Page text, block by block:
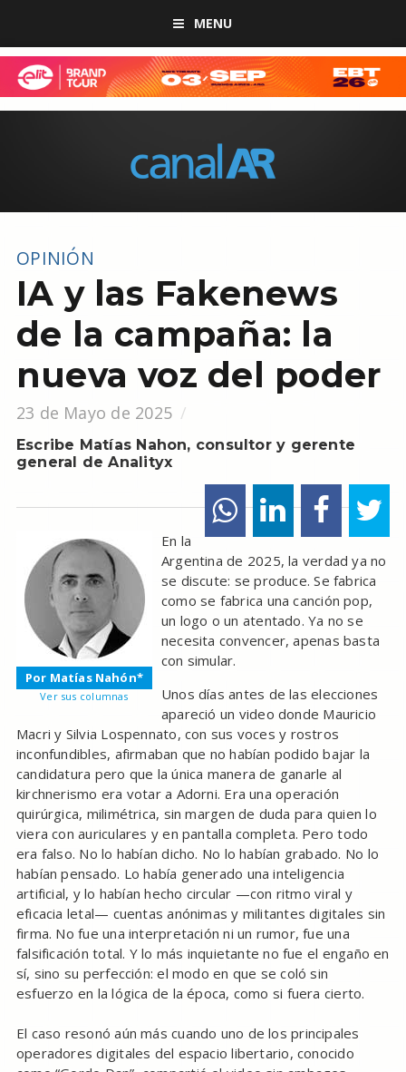
MENU
OPINIÓN
IA y las Fakenews
de la campaña: la
nueva voz del poder
23 de Mayo de 2025
Escribe Matías Nahon, consultor y gerente
general de Analityx
Por Matías Nahón*
Ver sus columnas
En la
Argentina de 2025, la verdad ya no
se discute: se produce. Se fabrica
como se fabrica una canción pop,
un logo o un atentado. Ya no se
necesita convencer, apenas basta
con simular.
Unos días antes de las elecciones
apareció un video donde Mauricio
Macri y Silvia Lospennato, con sus voces y rostros
inconfundibles, afirmaban que no habían podido bajar la
candidatura pero que la única manera de ganarle al
kirchnerismo era votar a Adorni. Era una operación
quirúrgica, milimétrica, sin margen de duda para quien lo
viera con auriculares y en pantalla completa. Pero todo
era falso. No lo habían dicho. No lo habían grabado. No lo
habían pensado. Lo había generado una inteligencia
artificial, y lo habían hecho circular —con ritmo viral y
eficacia letal— cuentas anónimas y militantes digitales sin
firma. No fue una interpretación ni un rumor, fue una
falsificación total. Y lo más inquietante no fue el engaño en
sí, sino su perfección: el modo en que se coló sin
esfuerzo en la lógica de la época, como si fuera cierto.
El caso resonó aún más cuando uno de los principales
operadores digitales del espacio libertario, conocido